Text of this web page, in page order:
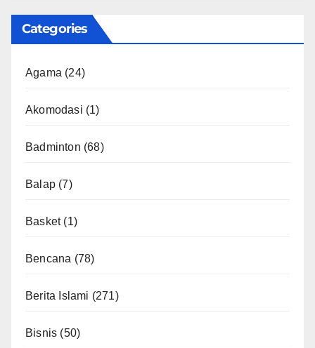
Categories
Agama (24)
Akomodasi (1)
Badminton (68)
Balap (7)
Basket(1)
Bencana (78)
Berita Islami (271)
Bisnis (50)